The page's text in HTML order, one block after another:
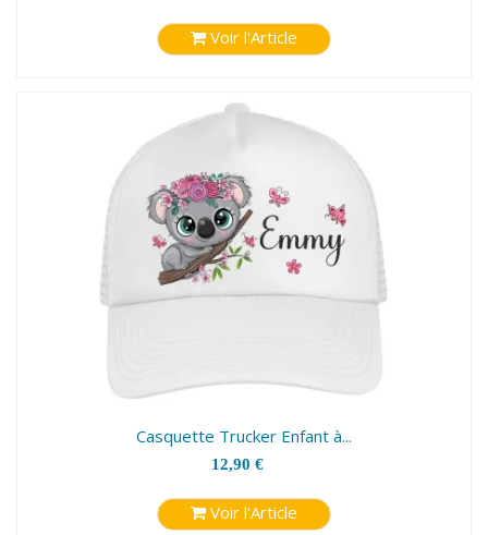
Voir l'Article
Casquette Trucker Enfant à...
12,90 €
Voir l'Article